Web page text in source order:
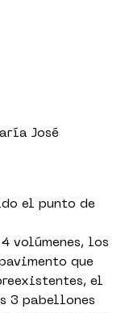
José
el punto de
volúmenes, los
que
el
3 pabellones